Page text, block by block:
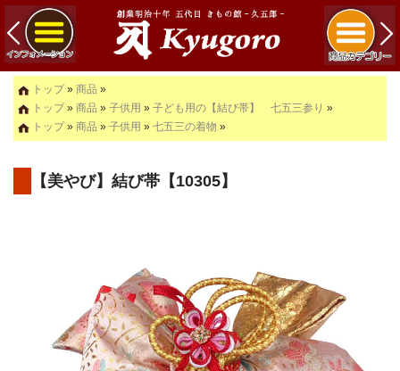
トップ» 商品 »
トップ» 商品 » 子供用 » 子ども用の【結び帯】 七五三参り »
トップ» 商品 » 子供用 » 七五三の着物 »
【美やび】結び帯【10305】